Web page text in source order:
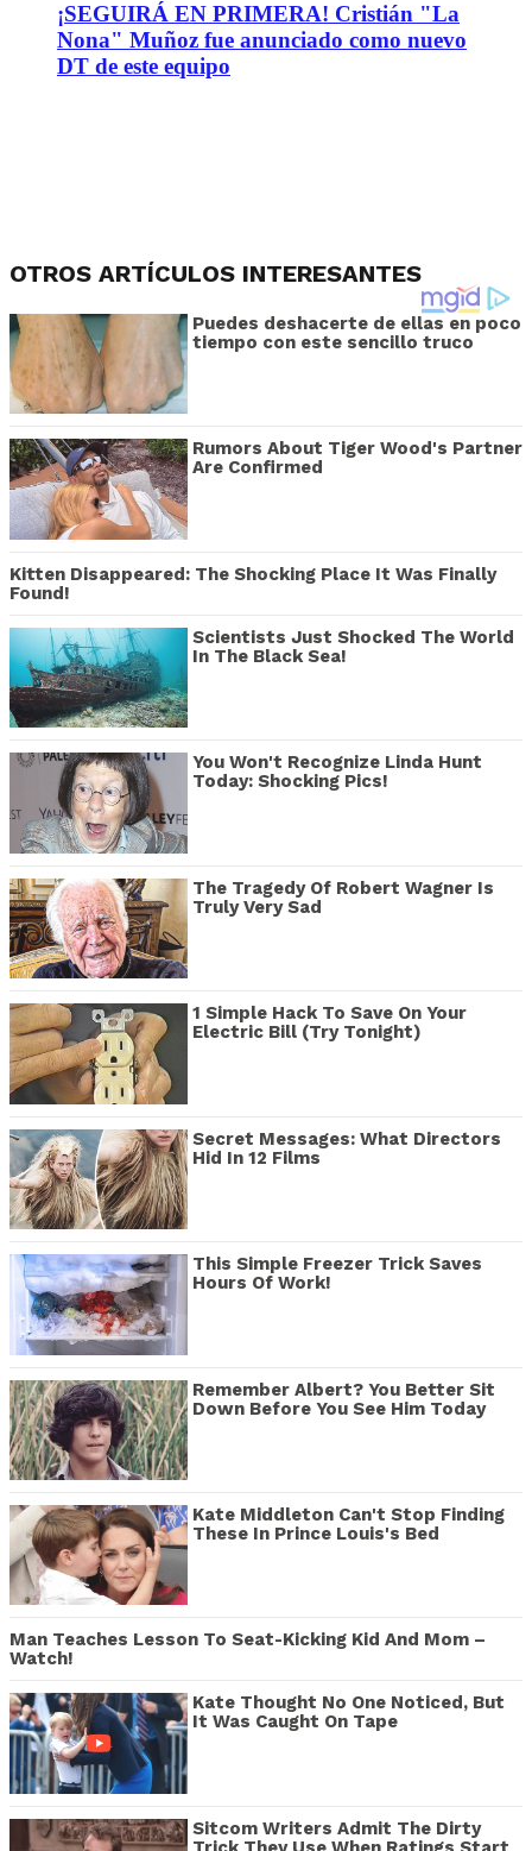
¡SEGUIRÁ EN PRIMERA! Cristián "La
Nona" Muñoz fue anunciado como nuevo
DT de este equipo
OTROS ARTÍCULOS INTERESANTES
Puedes deshacerte de ellas en poco
tiempo con este sencillo truco
Rumors About Tiger Wood's Partner
Are Confirmed
Kitten Disappeared: The Shocking Place It Was Finally
Found!
Scientists Just Shocked The World
In The Black Sea!
You Won't Recognize Linda Hunt
Today: Shocking Pics!
The Tragedy Of Robert Wagner Is
Truly Very Sad
1 Simple Hack To Save On Your
Electric Bill (Try Tonight)
Secret Messages: What Directors
Hid In 12 Films
This Simple Freezer Trick Saves
Hours Of Work!
Remember Albert? You Better Sit
Down Before You See Him Today
Kate Middleton Can't Stop Finding
These In Prince Louis's Bed
Man Teaches Lesson To Seat-Kicking Kid And Mom –
Watch!
Kate Thought No One Noticed, But
It Was Caught On Tape
Sitcom Writers Admit The Dirty